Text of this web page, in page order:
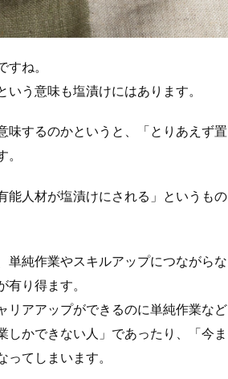
ね。
う意味も塩漬けにはあります。
味するのかというと、「とりあえず置
能人材が塩漬けにされる」というもの
単純作業やスキルアップにつながらな
り得ます。
リアアップができるのに単純作業など
かできない人」であったり、「今ま
てしまいます。